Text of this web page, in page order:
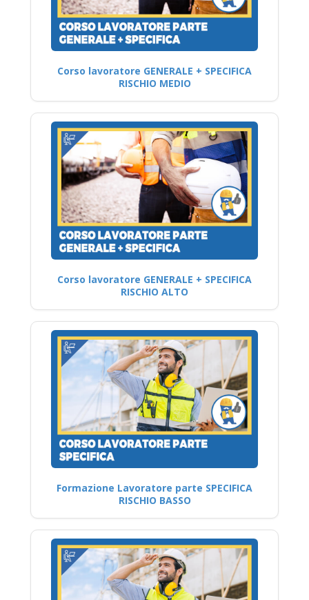
Corso lavoratore GENERALE + SPECIFICA
RISCHIO MEDIO
Corso lavoratore GENERALE + SPECIFICA
RISCHIO ALTO
Formazione Lavoratore parte SPECIFICA
RISCHIO BASSO